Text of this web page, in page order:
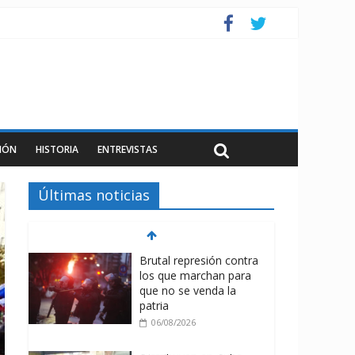
HISTORIA ENTREVISTAS
Últimas noticias
Brutal represión contra
los que marchan para
que no se venda la
patria
06/08/2026